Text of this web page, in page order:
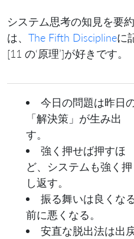
システム思考の知見を要
は、 The Fifth Disciplineに
[11 の‘原理’]が好きです。
今日の問題は昨日
「解決策」が生み出
す。
強く押せば押すほ
ど、システムも強く押
し返す。
振る舞いは良くな
前に悪くなる。
安直な脱出法は出